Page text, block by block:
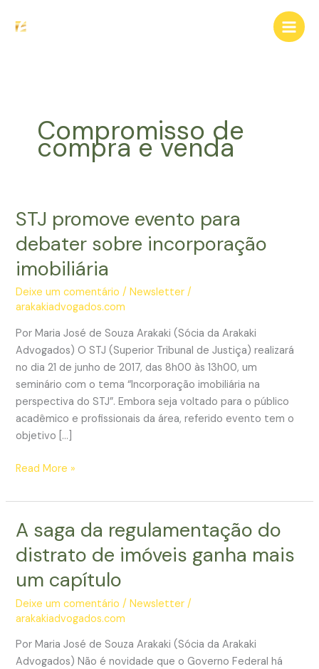
para
Compromisso de
compra e venda
STJ promove evento para
debater sobre incorporação
imobiliária
Deixe um comentário /Newsletter /
arakakiadvogados.com
Por Maria José de Souza Arakaki (Sócia da Arakaki
Advogados) O STJ (Superior Tribunal de Justiça) realizará
no dia 21 de junho de 2017, das 8h00 às 13h00, um
seminário com o tema “Incorporação imobiliária na
perspectiva do STJ”. Embora seja voltado para o público
acadêmico e profissionais da área, referido evento tem o
objetivo […]
STJ
evento
debater
sobre
imobiliária
Read More »
A saga da regulamentação do
distrato de imóveis ganha mais
um capítulo
Deixe um comentário /Newsletter /
arakakiadvogados.com
Por Maria José de Souza Arakaki (Sócia da Arakaki
Advogados) Não é novidade que o Governo Federal há